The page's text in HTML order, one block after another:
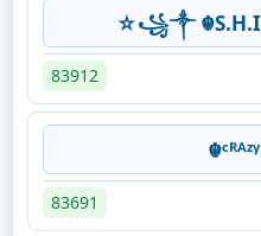
☆꧁༒
83912
83691